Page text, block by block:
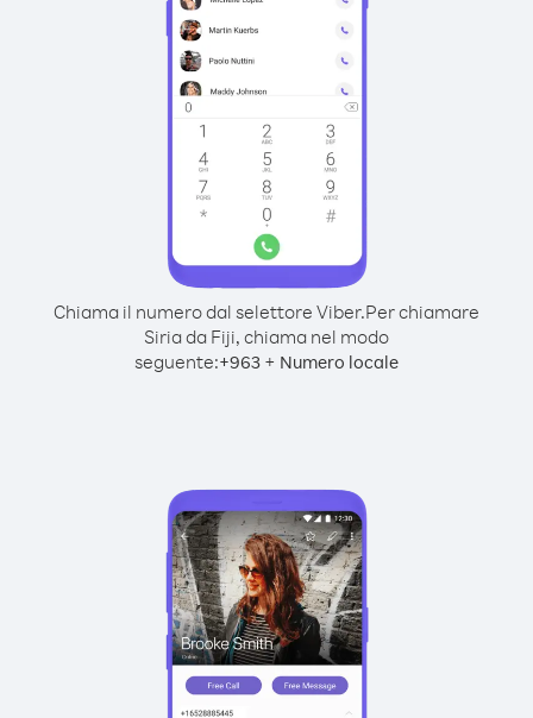
Chiama il numero dal selettore Viber.Per chiamare
Siria da Fiji, chiama nel modo
seguente:+963 + Numero locale